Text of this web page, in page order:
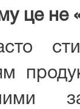
це не